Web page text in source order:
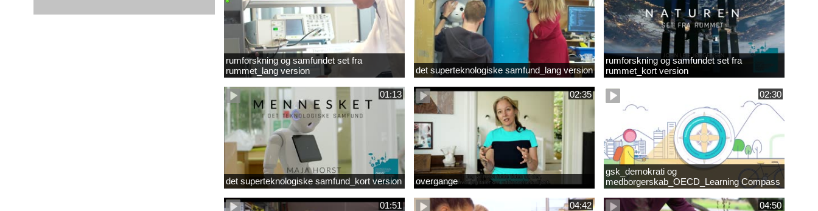
rumforskning og samfundet set fra
rummet_lang version
det superteknologiske samfund_lang version
rumforskning og samfundet set fra
rummet_kort version
01:13
det superteknologiske samfund_kort version
02:35
overgange
02:30
gsk_demokrati og
medborgerskab_OECD_Learning Compass
2030
01:51
04:42 04:50